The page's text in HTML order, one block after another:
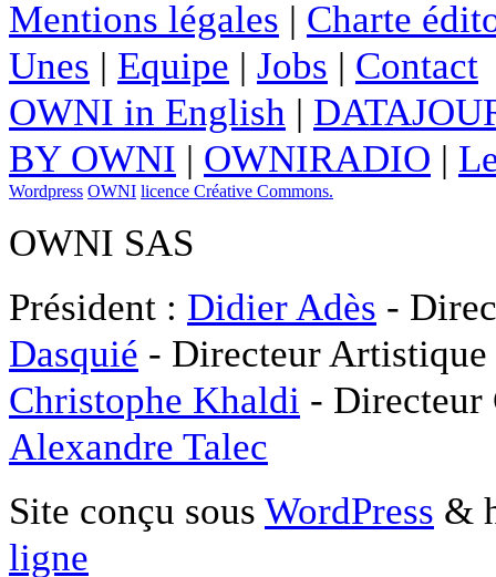
Mentions légales | Charte
Unes | Equipe | Jobs | Contact
OWNI in English |
BY OWNI | OWNIRADIO |
Wordpress OWNI licence Créative Commons.
OWNI SAS
Président : Didier Adès -
Dasquié - Directeur
Christophe Khaldi -
Alexandre Talec
Site conçu sous WordPress &
ligne